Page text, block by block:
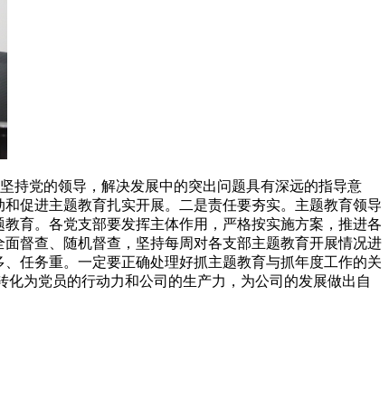
持党的领导，解决发展中的突出问题具有深远的指导意
促进主题教育扎实开展。二是责任要夯实。主题教育领导
育。各党支部要发挥主体作用，严格按实施方案，推进各
督查、随机督查，坚持每周对各支部主题教育开展情况进
任务重。一定要正确处理好抓主题教育与抓年度工作的关
化为党员的行动力和公司的生产力，为公司的发展做出自